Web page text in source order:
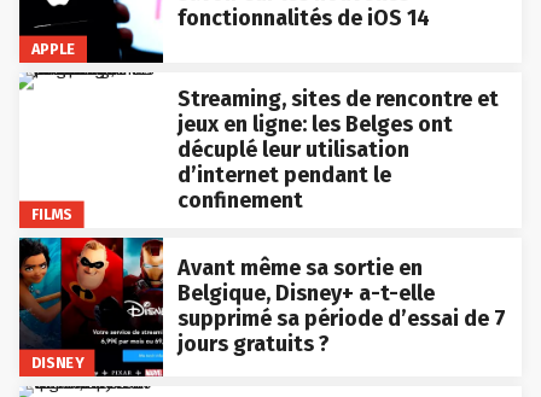
APPLE
fonctionnalités de iOS 14
FILMS
Streaming, sites de rencontre et
jeux en ligne: les Belges ont
décuplé leur utilisation
d’internet pendant le
confinement
DISNEY
Avant même sa sortie en
Belgique, Disney+ a-t-elle
supprimé sa période d’essai de 7
jours gratuits ?